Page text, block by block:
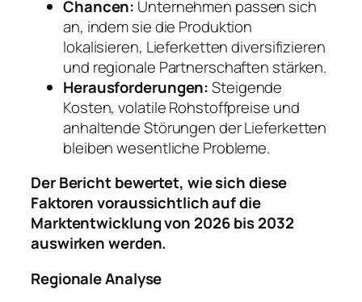
Chancen: Unternehmen passen sich
an, indem sie die Produktion
lokalisieren, Lieferketten diversifizieren
und regionale Partnerschaften stärken.
Herausforderungen:Steigende
Kosten, volatile Rohstoffpreise und
anhaltende Störungen der Lieferketten
bleiben wesentliche Probleme.
Der Bericht bewertet, wie sich diese
Faktoren voraussichtlich auf die
Marktentwicklung von 2026 bis 2032
auswirken werden.
Regionale Analyse